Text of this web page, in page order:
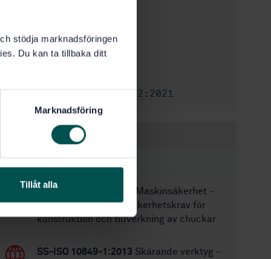
stödja marknadsföringen
Du kan ta tillbaka ditt
Marknadsföring
Tillåt alla
Fastställd:2004-12-03
Antal sidor:5
SS-ISO 10889-2:2021
Inom samma område
SS-EN 1550+A1:2008
Maskinsäkerhet -
Verktygsmaskiner - Säkerhetskrav för
konstruktion och tillverkning av chuckar
SS-ISO 10649-1:2013 Skärande verktyg -